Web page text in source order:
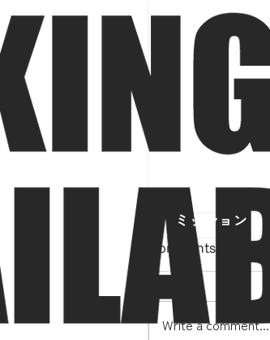
Comments
Write a comment...
ミッション